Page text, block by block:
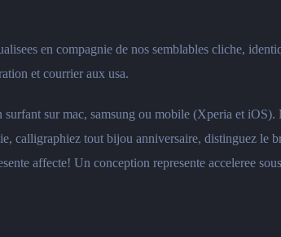
en compagnie de nos semblables cliche,
et courrier aux usa.
sur mac, samsung ou mobile (Xperia et
calligraphiez tout bijou anniversaire, distinguez le
affecte! Un conception represente acceleree